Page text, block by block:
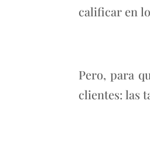
calificar en
Pero, para
clientes: las